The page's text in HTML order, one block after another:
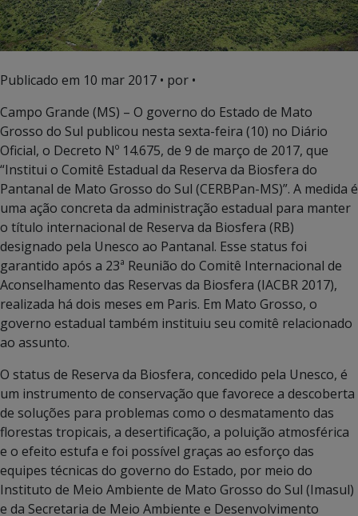
Publicado em 10 mar 2017 • por •
Campo Grande (MS) – O governo do Estado de Mato
Grosso do Sul publicou nesta sexta-feira (10) no Diário
Oficial, o Decreto Nº 14.675, de 9 de março de 2017, que
“Institui o Comitê Estadual da Reserva da Biosfera do
Pantanal de Mato Grosso do Sul (CERBPan-MS)”. A medida é
uma ação concreta da administração estadual para manter
o título internacional de Reserva da Biosfera (RB)
designado pela Unesco ao Pantanal. Esse status foi
garantido após a 23ª Reunião do Comitê Internacional de
Aconselhamento das Reservas da Biosfera (IACBR 2017),
realizada há dois meses em Paris. Em Mato Grosso, o
governo estadual também instituiu seu comitê relacionado
ao assunto.
O status de Reserva da Biosfera, concedido pela Unesco, é
um instrumento de conservação que favorece a descoberta
de soluções para problemas como o desmatamento das
florestas tropicais, a desertificação, a poluição atmosférica
e o efeito estufa e foi possível graças ao esforço das
equipes técnicas do governo do Estado, por meio do
Instituto de Meio Ambiente de Mato Grosso do Sul (Imasul)
e da Secretaria de Meio Ambiente e Desenvolvimento